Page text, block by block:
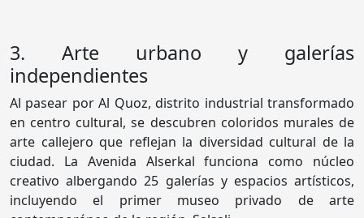
3. Arte urbano y galerías
independientes
Al pasear por Al Quoz, distrito industrial transformado
en centro cultural, se descubren coloridos murales de
arte callejero que reflejan la diversidad cultural de la
ciudad. La Avenida Alserkal funciona como núcleo
creativo albergando 25 galerías y espacios artísticos,
incluyendo el primer museo privado de arte